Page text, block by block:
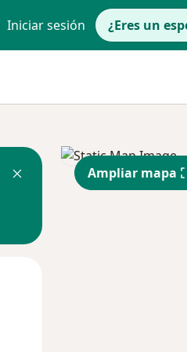
Iniciar sesión ¿Eres un
Ampliar mapa